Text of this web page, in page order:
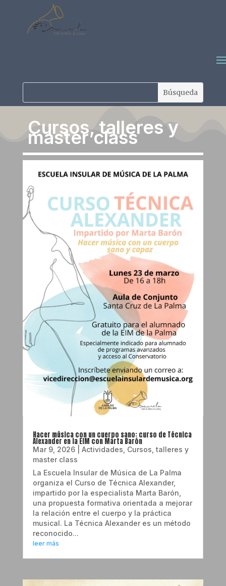
Cursos, talleres y
master class
Hacer música con un cuerpo sano: curso de Técnica
Alexander en la EIM con Marta Barón
Mar 9, 2026| Actividades Cursos, talleres y
master class
La Escuela Insular de Música de La Palma
organiza el Curso de Técnica Alexander,
impartido por la especialista Marta Barón,
una propuesta formativa orientada a mejorar
la relación entre el cuerpo y la práctica
musical. La Técnica Alexander es un método
reconocido...
leer más